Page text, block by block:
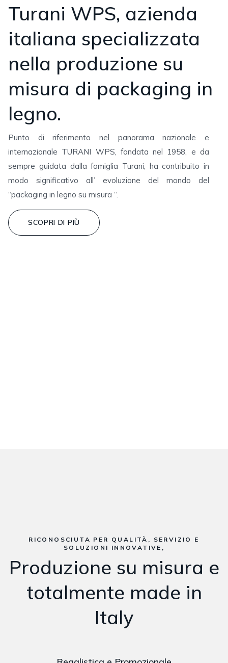
Turani WPS, azienda
italiana specializzata
nella produzione su
misura di packaging in
legno.
Punto di riferimento nel panorama nazionale e
internazionale TURANI WPS, fondata nel 1958, e da
sempre guidata dalla famiglia Turani, ha contribuito in
modo significativo all’ evoluzione del mondo del
“packaging in legno su misura “.
SCOPRI DI PIÙ
RICONOSCIUTA PER QUALITÀ, SERVIZIO E
SOLUZIONI INNOVATIVE,
Produzione su misura e
totalmente made in
Italy